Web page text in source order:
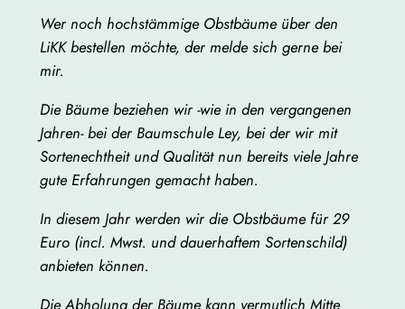
Wer noch hochstämmige Obstbäume über den
LiKK bestellen möchte, der melde sich gerne bei
mir.
Die Bäume beziehen wir -wie in den vergangenen
Jahren- bei der Baumschule Ley, bei der wir mit
Sortenechtheit und Qualität nun bereits viele Jahre
gute Erfahrungen gemacht haben.
In diesem Jahr werden wir die Obstbäume für 29
Euro (incl. Mwst. und dauerhaftem Sortenschild)
anbieten können.
Die Abholung der Bäume kann vermutlich Mitte